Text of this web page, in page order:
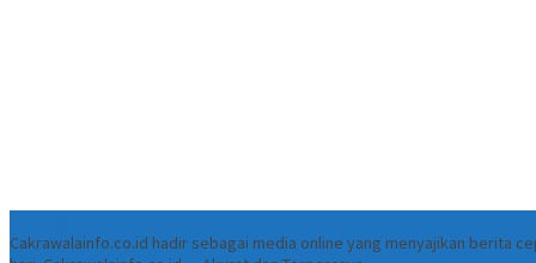
Cakrawalainfo.co.id hadir sebagai media online yang menyajikan berita